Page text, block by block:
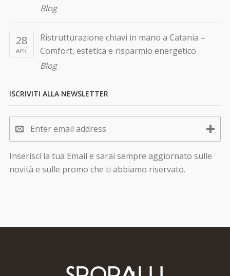
Blog
28
APR
Ristrutturazione chiavi in mano a Catania –
Comfort, estetica e risparmio energetico
Blog
ISCRIVITI ALLA NEWSLETTER
Inserisci la tua Email e sarai sempre aggiornato sulle
novità e sulle promo che ti abbiamo riservato.